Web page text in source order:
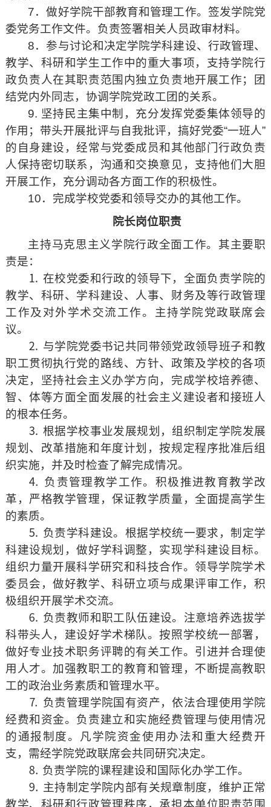
7．做好学院干部教育和管理工作。签发学院党
委党务工作文件。负责签署相关人员政审材料。
8．参与讨论和决定学院学科建设、行政管理、
教学、科研和学生工作中的重大事项，支持学院行
政负责人在其职责范围内独立负责地开展工作；团
结党内外同志，协调学院党政工团的关系。
9. 坚持民主集中制，充分发挥党委集体领导的
作用；带头开展批评与自我批评，搞好党委“一班人”
的自身建设，经常与党委成员和其他部门行政负责
人保持密切联系，沟通和交换意见，支持他们大胆
开展工作，充分调动各方面工作的积极性。
10．完成学校党委和领导交办的其他工作。
院长岗位职责
主持马克思主义学院行政全面工作。其主要职
责是：
⒈ 在校党委和行政的领导下，全面负责学院的
教学、科研、学科建设、人事、财务及等行政管理
工作及对外学术交流工作。主持学院党政联席会
议。
⒉ 与学院党委书记共同带领党政领导班子和教
职工贯彻执行党的路线、方针、政策及学校的各项
决定，坚持社会主义办学方向，完成学校培养德、
智、体等方面全面发展的社会主义建设者和接班人
的根本任务。
⒊ 根据学校事业发展规划，组织制定学院发展
规划、改革措施和年度计划，按规定程序批准后组
织实施，并及时检查了解完成情况。
⒋ 负责管理教学工作。积极推进教育教学改
革，严格教学管理，保证教学质量，全面提高学生
的素质。
⒌ 负责学科建设。根据学校统一要求，制定学
科建设规划，做好学科调整，实现学科建设目标。
组织力量开展科学研究和科技合作。领导学院学术
委员会，做好教学、科研立项与成果评审工作，积
极组织开展学术交流。
⒍ 负责教师和职工队伍建设。注意培养选拔学
科带头人，建设好学术梯队。按照学校统一部署，
做好专业技术职务评聘的有关工作。引进并合理使
用人才。加强教职工的教育和管理，不断提高教职
工的政治业务素质和管理水平。
⒎ 负责管理学院国有资产，依法合理使用学院
经费和资金。负责建立和实施经费管理与使用情况
的通报制度。凡学院资金使用办法和重大经费开
支，需经学院党政联席会共同研究决定。
⒏ 负责学院的课程建设和国际化办学工作。
⒐ 主持制定学院内部有关规章制度，维护正常
教学、科研和行政管理秩序，承担本单位职责范围